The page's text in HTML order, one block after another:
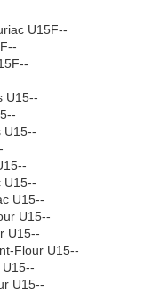
U15F--
U15--
U15--
U15--
U15--
U15--
U15--
Flour U15--
U15--